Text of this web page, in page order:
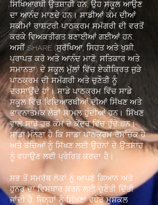
ਸਿਖਿਆਰਥੀ ਉਤਸ਼ਾਹੀ ਹਨ; ਉਹ ਸਕੂਲ ਆਉਣ
ਦਾ ਆਨੰਦ ਮਾਣਦੇ ਹਨ। ਸਾਡੀਆਂ ਕੰਮ ਦੀਆਂ
ਸਕੀਮਾਂ ਰਾਸ਼ਟਰੀ ਪਾਠਕ੍ਰਮ ਸਮੱਗਰੀ ਦੀ ਵਰਤੋਂ
ਕਰਕੇ ਵਿਅਕਤੀਗਤ ਬਣਾਈਆਂ ਗਈਆਂ ਹਨ,
ਅਸੀਂ SHARE (ਸੁਰੱਖਿਆ, ਸਿਹਤ ਅਤੇ ਖੁਸ਼ੀ,
ਪ੍ਰਾਪਤ ਕਰੋ ਅਤੇ ਆਨੰਦ ਮਾਣੋ, ਸਤਿਕਾਰ ਅਤੇ
ਸਮਾਨਤਾ) ਦੇ ਸਕੂਲ ਮੁੱਲਾਂ ਵਿੱਚ ਏਕੀਕ੍ਰਿਤ ਜੁੜੇ
ਪਾਠਕ੍ਰਮ ਦੀ ਸਮੱਗਰੀ ਅਤੇ ਚੁਣੌਤੀ ਨੂੰ
ਦਰਸਾਉਂਦੇ ਹਾਂ। ਸਾਡੇ ਪਾਠਕ੍ਰਮ ਵਿੱਚ ਸਾਡੇ
ਸਕੂਲ ਵਿੱਚ ਵਿਦਿਆਰਥੀਆਂ ਦੀਆਂ ਸਿੱਖਣ ਅਤੇ
ਭਾਵਨਾਤਮਕ ਲੋੜਾਂ ਸ਼ਾਮਲ ਹੁੰਦੀਆਂ ਹਨ। ਸਿੱਖਣ
ਵਾਲੇ ਸਾਡੇ ਹਰ ਕੰਮ ਦੇ ਕੇਂਦਰ ਵਿੱਚ ਹੁੰਦੇ ਹਨ।
ਸਾਡਾ ਮੰਨਣਾ ਹੈ ਕਿ ਸਾਡਾ ਪਾਠਕ੍ਰਮ ਰੋਮਾਂਚਕ ਹੈ
ਅਤੇ ਬੱਚਿਆਂ ਨੂੰ ਸਿੱਖਣ ਲਈ ਉਹਨਾਂ ਦੇ ਉਤਸ਼ਾਹ
ਨੂੰ ਵਧਾਉਣ ਲਈ ਪ੍ਰੇਰਿਤ ਕਰਦਾ ਹੈ।
ਸਭ ਤੋਂ ਸਮਰੱਥ ਲੋਕਾਂ ਨੂੰ ਆਪਣੇ ਗਿਆਨ ਅਤੇ
ਹੁਨਰ ਦਾ ਵਿਸਥਾਰ ਕਰਨ ਲਈ ਚੁਣੌਤੀ ਦਿੱਤੀ
ਜਾਂਦੀ ਹੈ, ਜਿਨ੍ਹਾਂ ਨੂੰ ਸਿੱਖਣਾ ਵਧੇਰੇ ਮੁਸ਼ਕਲ